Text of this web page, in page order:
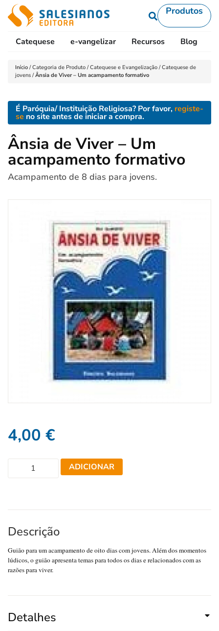
Produtos
Catequese e-vangelizar Recursos Blog
Início /Categoria de Produto /Catequese e Evangelização /Catequese de
jovens /Ânsia de Viver – Um acampamento formativo
É Paróquia/ Instituição Religiosa? Por favor, registe-
se no site antes de iniciar a compra.
Ânsia de Viver – Um
acampamento formativo
Acampamento de 8 dias para jovens.
4,00 €
ADICIONAR
Descrição
Guião para um acampamento de oito dias com jovens. Além dos momentos
lúdicos, o guião apresenta temas para todos os dias e relacionados com as
razões para viver.
Detalhes